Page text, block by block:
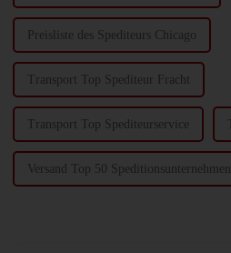
Preisliste des Spediteurs Chicago
Transport Top Spediteur Fracht
Transport Top Spediteurservice
Versand Top 50 Speditionsunternehmen